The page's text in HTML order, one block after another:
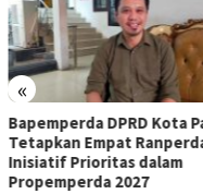
«
Bapemperda DPRD Kota
Tetapkan Empat
Inisiatif Prioritas dalam
Propemperda 2027